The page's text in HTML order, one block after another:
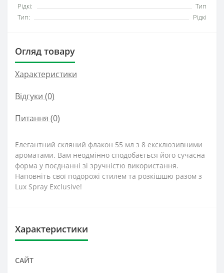
Рідкі:
Тип
Тип:
Рідкі
Огляд товару
Характеристики
Відгуки (0)
Питання (0)
Елегантний скляний флакон 55 мл з 8 ексклюзивними
ароматами. Вам неодмінно сподобається його сучасна
форма у поєднанні зі зручністю використання.
Наповніть свої подорожі стилем та розкішшю разом з
Lux Spray Exclusive!
Характеристики
САЙТ